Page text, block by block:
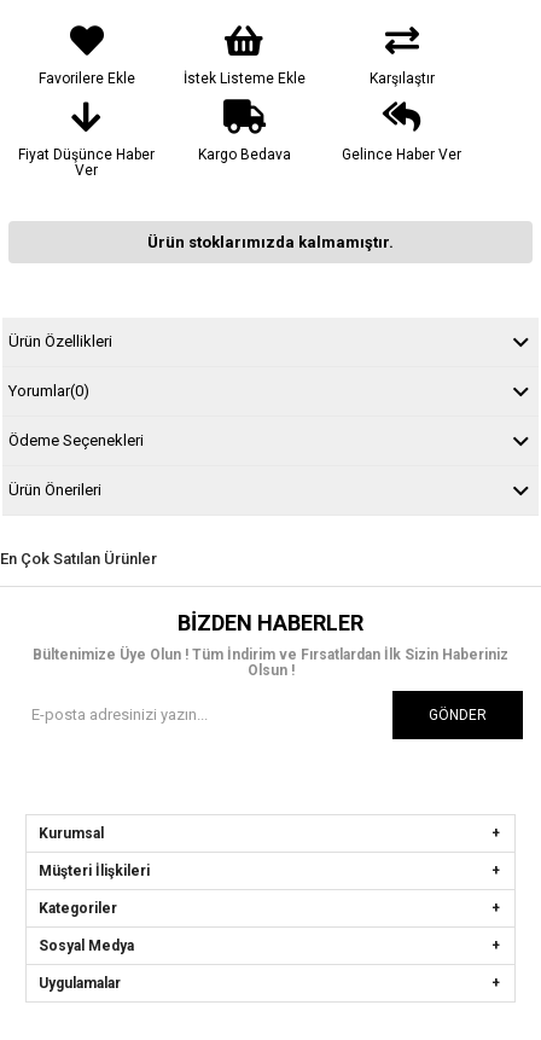
Favorilere Ekle İstek Listeme Ekle Karşılaştır
Fiyat Düşünce Haber
Ver
Kargo Bedava Gelince Haber Ver
Ürün stoklarımızda kalmamıştır.
Ürün Özellikleri
Yorumlar(0)
Ödeme Seçenekleri
Ürün Önerileri
En Çok Satılan Ürünler
BIZDEN HABERLER
Bültenimize Üye Olun ! Tüm İndirim ve Fırsatlardan İlk Sizin Haberiniz
Olsun !
GÖNDER
Kurumsal
Müşteri İlişkileri
Kategoriler
Sosyal Medya
Uygulamalar